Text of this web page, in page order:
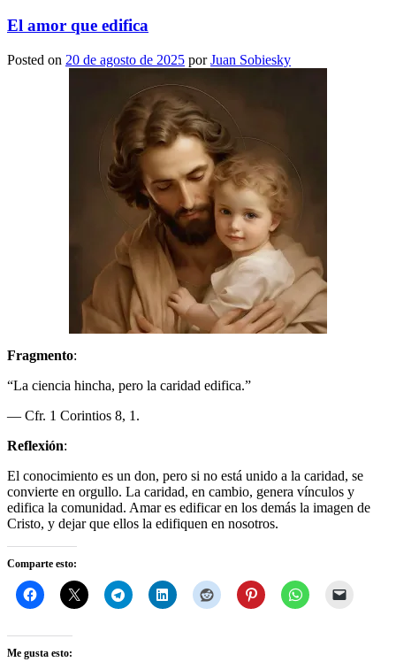
El amor que edifica
Posted on 20 de agosto de 2025 porJuan Sobiesky
Fragmento:
“La ciencia hincha, pero la caridad edifica.”
— Cfr. 1 Corintios 8, 1.
Reflexión:
El conocimiento es un don, pero si no está unido a la caridad, se
convierte en orgullo. La caridad, en cambio, genera vínculos y
edifica la comunidad. Amar es edificar en los demás la imagen de
Cristo, y dejar que ellos la edifiquen en nosotros.
Comparte esto:
Me gusta esto: